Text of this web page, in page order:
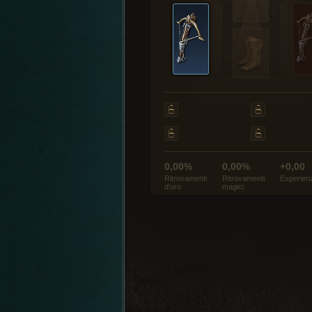
0,00%
Ritrovamenti
d’oro
0,00%
Ritrovamenti
magici
+0,00